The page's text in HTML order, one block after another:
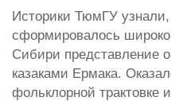
Историки ТюмГУ
сформировалось
Сибири представление
казаками Ермака.
фольклорной трактовке